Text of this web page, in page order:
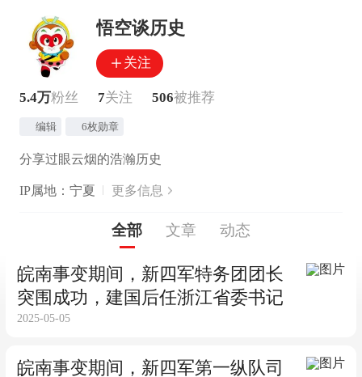
悟空谈历史
关注
5.4万粉丝 7关注 506被推荐
编辑 6枚勋章
分享过眼云烟的浩瀚历史
IP属地：宁夏 更多信息
全部 文章 动态
皖南事变期间，新四军特务团团长
突围成功，建国后任浙江省委书记
2025-05-05
皖南事变期间，新四军第一纵队司